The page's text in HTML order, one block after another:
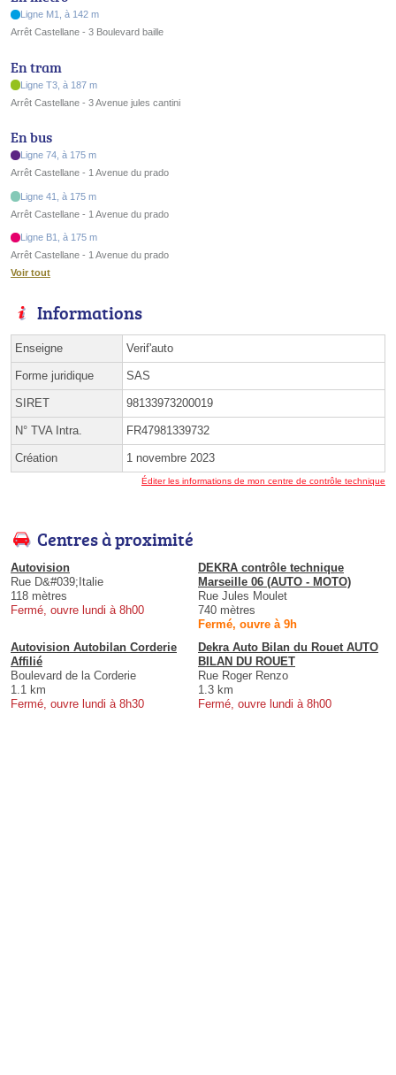
Ligne M1, à 142 m
Arrêt Castellane - 3 Boulevard baille
En tram
Ligne T3, à 187 m
Arrêt Castellane - 3 Avenue jules cantini
En bus
Ligne 74, à 175 m
Arrêt Castellane - 1 Avenue du prado
Ligne 41, à 175 m
Arrêt Castellane - 1 Avenue du prado
Ligne B1, à 175 m
Arrêt Castellane - 1 Avenue du prado
Voir tout
Informations
Enseigne Verif'auto
Forme juridique SAS
SIRET 98133973200019
N° TVA Intra. FR47981339732
Création 1 novembre 2023
Éditer les informations de mon centre de contrôle technique
Centres à proximité
Autovision
Rue D&#039;Italie
118 mètres
Fermé, ouvre lundi à 8h00
DEKRA contrôle technique
Marseille 06 (AUTO - MOTO)
Rue Jules Moulet
740 mètres
Fermé, ouvre à 9h
Autovision Autobilan Corderie
Affilié
Boulevard de la Corderie
1.1 km
Fermé, ouvre lundi à 8h30
Dekra Auto Bilan du Rouet AUTO
BILAN DU ROUET
Rue Roger Renzo
1.3 km
Fermé, ouvre lundi à 8h00